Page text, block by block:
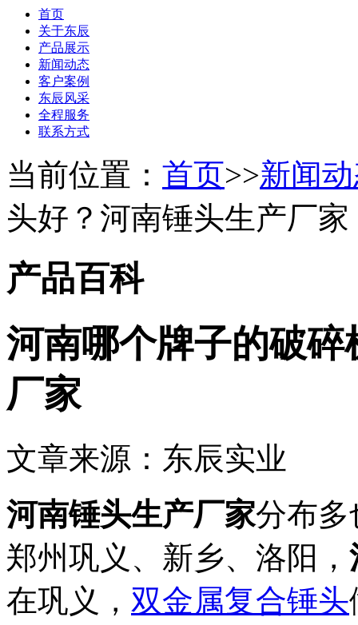
首页
关于东辰
产品展示
新闻动态
客户案例
东辰风采
全程服务
联系方式
当前位置： 首页>>新闻
头好？河南锤头生产厂家
产品百科
河南哪个牌子的破
厂家
文章来源：东辰实业
河南锤头生产厂家分布多
郑州巩义、新乡、洛阳，
在巩义， 双金属复合锤头